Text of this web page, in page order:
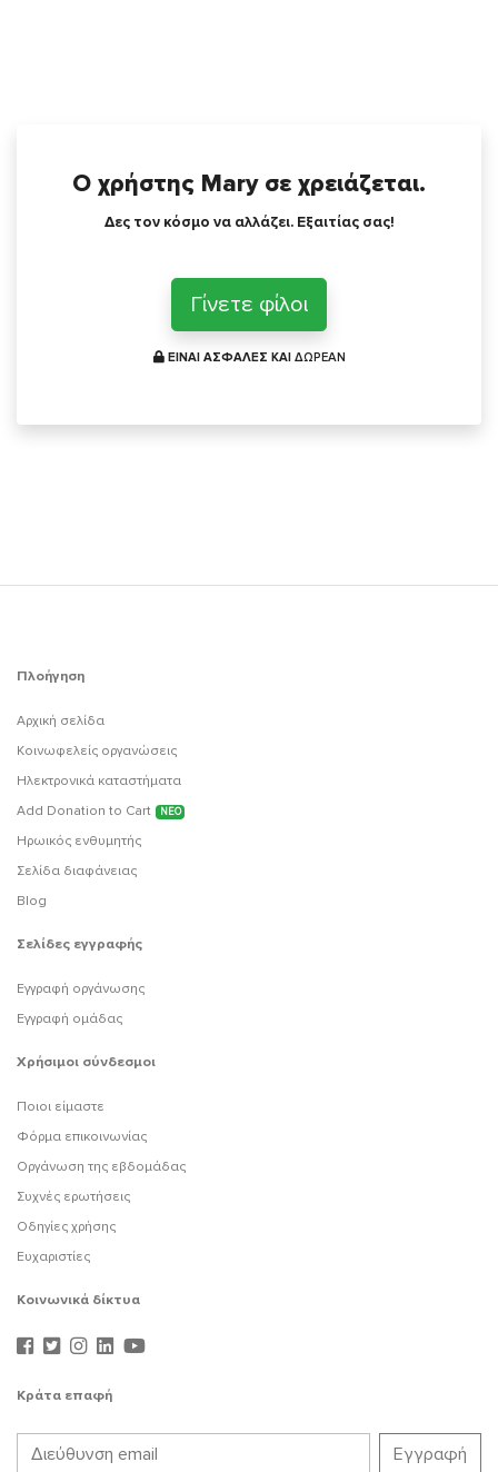
Ο χρήστης Mary σε χρειάζεται.
Δες τον κόσμο να αλλάζει. Εξαιτίας σας!
Γίνετε φίλοι
ΕΙΝΑΙ ΑΣΦΑΛΕΣ ΚΑΙ ΔΩΡΕΑΝ
Πλοήγηση
Αρχική σελίδα
Κοινωφελείς οργανώσεις
Ηλεκτρονικά καταστήματα
Add Donation to Cart
ΝΕΟ
Ηρωικός ενθυμητής
Σελίδα διαφάνειας
Blog
Σελίδες εγγραφής
Εγγραφή οργάνωσης
Εγγραφή ομάδας
Χρήσιμοι σύνδεσμοι
Ποιοι είμαστε
Φόρμα επικοινωνίας
Οργάνωση της εβδομάδας
Συχνές ερωτήσεις
Οδηγίες χρήσης
Ευχαριστίες
Κοινωνικά δίκτυα
Κράτα επαφή